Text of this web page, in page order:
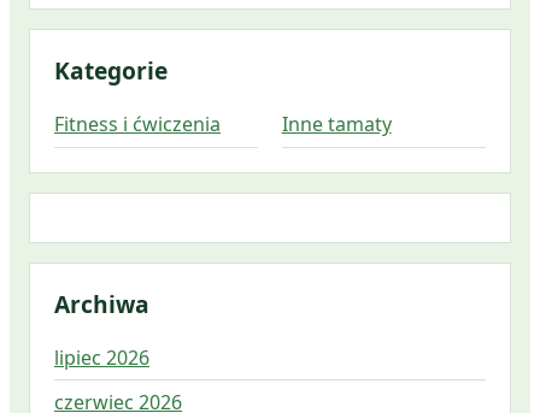
Kategorie
Fitness i ćwiczenia Inne tamaty
Archiwa
lipiec 2026
czerwiec 2026